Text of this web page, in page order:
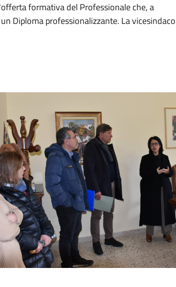
formativa del Professionale che, a
Diploma professionalizzante. La vicesindaco